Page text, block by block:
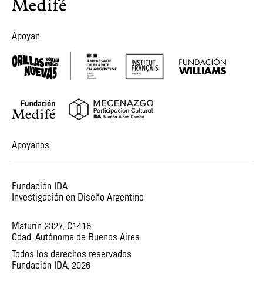
Apoyan
Apoyanos
Fundación IDA
Investigación en Diseño Argentino
Maturín 2327, C1416
Cdad. Autónoma de Buenos Aires
Todos los derechos reservados
Fundación IDA, 2026